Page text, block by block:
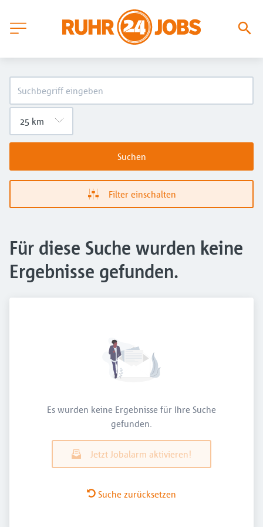
Suchen
Filter einschalten
Für diese Suche wurden keine
Ergebnisse gefunden.
Es wurden keine Ergebnisse für Ihre Suche
gefunden.
Jetzt Jobalarm aktivieren!
Suche zurücksetzen